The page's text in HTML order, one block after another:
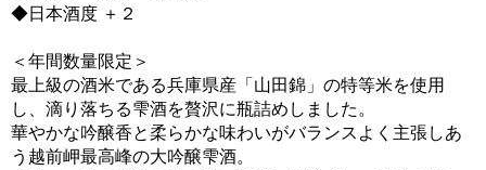
◆日本酒度 ＋２
＜年間数量限定＞
最上級の酒米である兵庫県産「山田錦」の特等米を使用
し、滴り落ちる雫酒を贅沢に瓶詰めしました。
華やかな吟醸香と柔らかな味わいがバランスよく主張しあ
う越前岬最高峰の大吟醸雫酒。